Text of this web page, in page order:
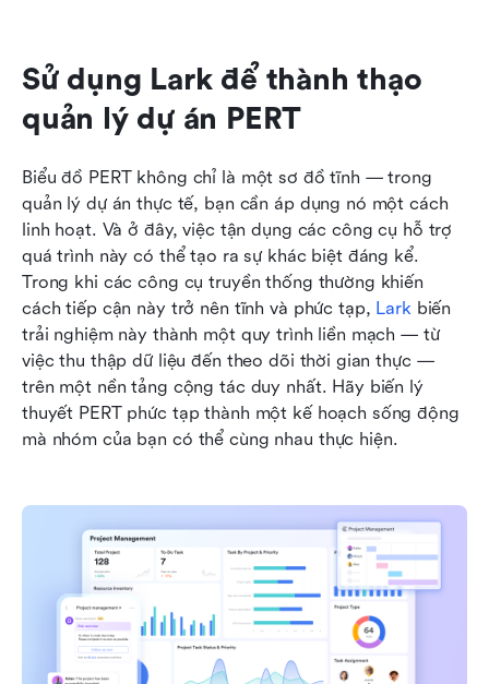
Sử dụng Lark để thành thạo
quản lý dự án PERT
Biểu đồ PERT không chỉ là một sơ đồ tĩnh — trong
quản lý dự án thực tế, bạn cần áp dụng nó một cách
linh hoạt. Và ở đây, việc tận dụng các công cụ hỗ trợ
quá trình này có thể tạo ra sự khác biệt đáng kể.
Trong khi các công cụ truyền thống thường khiến
cách tiếp cận này trở nên tĩnh và phức tạp, Lark biến
trải nghiệm này thành một quy trình liền mạch — từ
việc thu thập dữ liệu đến theo dõi thời gian thực —
trên một nền tảng cộng tác duy nhất. Hãy biến lý
thuyết PERT phức tạp thành một kế hoạch sống động
mà nhóm của bạn có thể cùng nhau thực hiện.